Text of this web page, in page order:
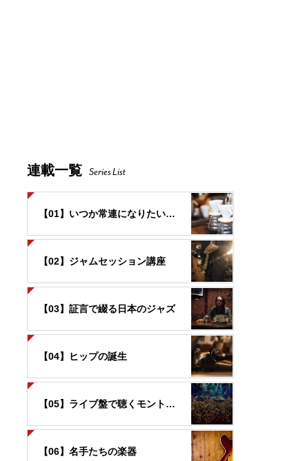
連載一覧 Series List
【01】いつか常連になりたいお店
【02】ジャムセッション講座
【03】証言で綴る日本のジャズ
【04】ヒップの誕生
【05】ライブ盤で聴くモントルー
【06】名手たちの楽器